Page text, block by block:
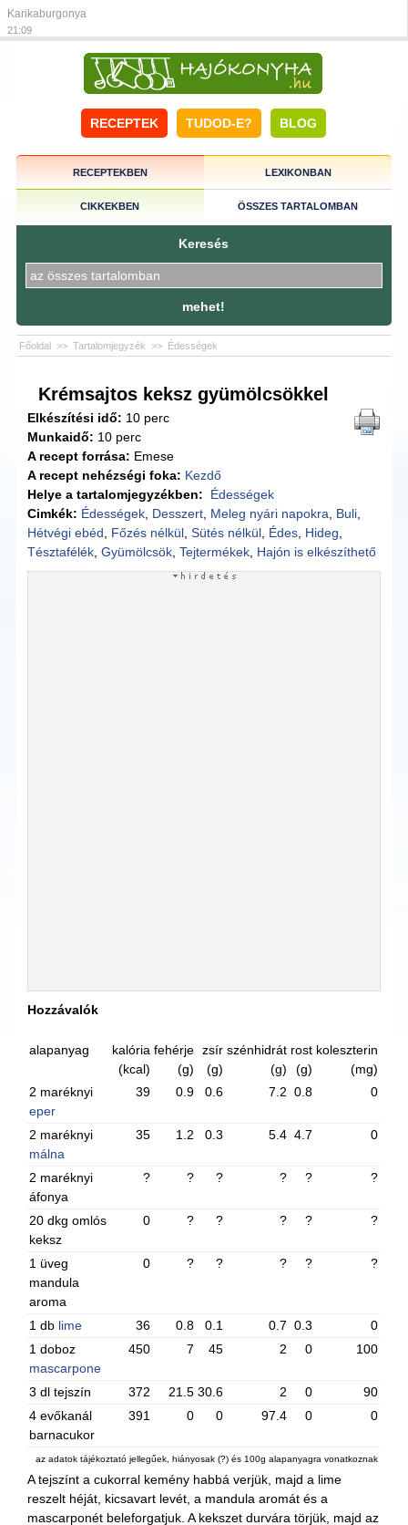
Karikaburgonya
21:09
RECEPTEK TUDOD-E? BLOG
RECEPTEKBEN LEXIKONBAN
CIKKEKBEN ÖSSZES TARTALOMBAN
Keresés
mehet!
Főoldal >> Tartalomjegyzék >> Édességek
Krémsajtos keksz gyümölcsökkel
Elkészítési idő: 10 perc
Munkaidő: 10 perc
A recept forrása: Emese
A recept nehézségi foka: Kezdő
Helye a tartalomjegyzékben:
Édességek
Cimkék: Édességek Desszert Meleg nyári napokra Buli
Hétvégi ebéd
Főzés nélkül ,Sütés nélkül Édes Hideg
Tésztafélék ,Gyümölcsök ,Tejtermékek Hajón is elkészíthető
Hozzávalók
alapanyag
kalória
(kcal)
fehérje
(g)
zsír
(g)
szénhidrát
(g)
rost
(g)
koleszterin
(mg)
2 maréknyi
eper
39 0.9 0.6 7.2 0.8 0
2 maréknyi
málna
35 1.2 0.3 5.4 4.7 0
2 maréknyi
áfonya
? ? ? ? ? ?
20 dkg omlós
keksz
0 ? ? ? ? ?
1 üveg
mandula
aroma
0 ? ? ? ? ?
1 db lime 36 0.8 0.1 0.7 0.3
0
1 doboz
mascarpone
450 7 45 2 0 100
3 dl tejszín 372 21.5 30.6 2 0
90
4 evőkanál
barnacukor
391 0 0 97.4 0 0
az adatok tájékoztató jellegűek, hiányosak (?) és 100g alapanyagra vonatkoznak
A tejszínt a cukorral kemény habbá verjük, majd a lime
reszelt héját, kicsavart levét, a mandula aromát és a
mascarponét beleforgatjuk. A kekszet durvára törjük, majd az